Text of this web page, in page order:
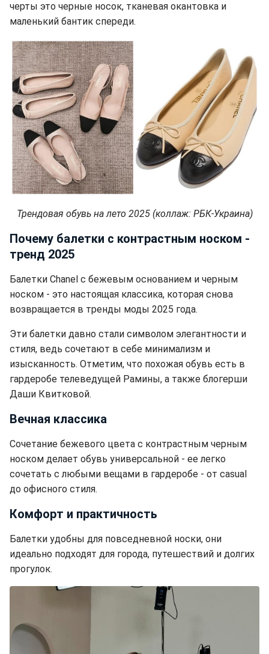
черты это черные носок, тканевая окантовка и
маленький бантик спереди.
Трендовая обувь на лето 2025 (коллаж: РБК-Украина)
Почему балетки с контрастным носком -
тренд 2025
Балетки Chanel с бежевым основанием и черным
носком - это настоящая классика, которая снова
возвращается в тренды моды 2025 года.
Эти балетки давно стали символом элегантности и
стиля, ведь сочетают в себе минимализм и
изысканность. Отметим, что похожая обувь есть в
гардеробе телеведущей Рамины, а также блогерши
Даши Квитковой.
Вечная классика
Сочетание бежевого цвета с контрастным черным
носком делает обувь универсальной - ее легко
сочетать с любыми вещами в гардеробе - от casual
до офисного стиля.
Комфорт и практичность
Балетки удобны для повседневной носки, они
идеально подходят для города, путешествий и долгих
прогулок.